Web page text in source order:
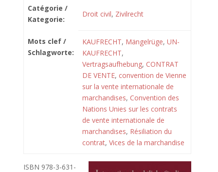
Catégorie /
Kategorie:
Droit civil, Zivilrecht
Mots clef /
Schlagworte:
KAUFRECHT, Mängelrüge, UN-
KAUFRECHT,
Vertragsaufhebung, CONTRAT
DE VENTE, convention de Vienne
sur la vente internationale de
marchandises, Convention des
Nations Unies sur les contrats
de vente internationale de
marchandises, Résiliation du
contrat, Vices de la marchandise
ISBN 978-3-631-